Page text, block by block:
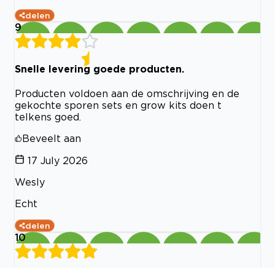
delen
9
Snelle levering goede producten.
Producten voldoen aan de omschrijving en de
gekochte sporen sets en grow kits doen t
telkens goed.
Beveelt aan
17 July 2026
Wesly
Echt
delen
10